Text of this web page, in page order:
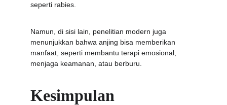
seperti rabies.
Namun, di sisi lain, penelitian modern juga
menunjukkan bahwa anjing bisa memberikan
manfaat, seperti membantu terapi emosional,
menjaga keamanan, atau berburu.
Kesimpulan